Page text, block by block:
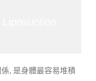
, 是身體最容易堆積